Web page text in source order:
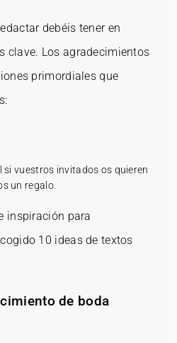
debéis tener en
clave. Los agradecimientos
primordiales que
si vuestros invitados os quieren
un regalo.
inspiración para
10 ideas de textos
de boda